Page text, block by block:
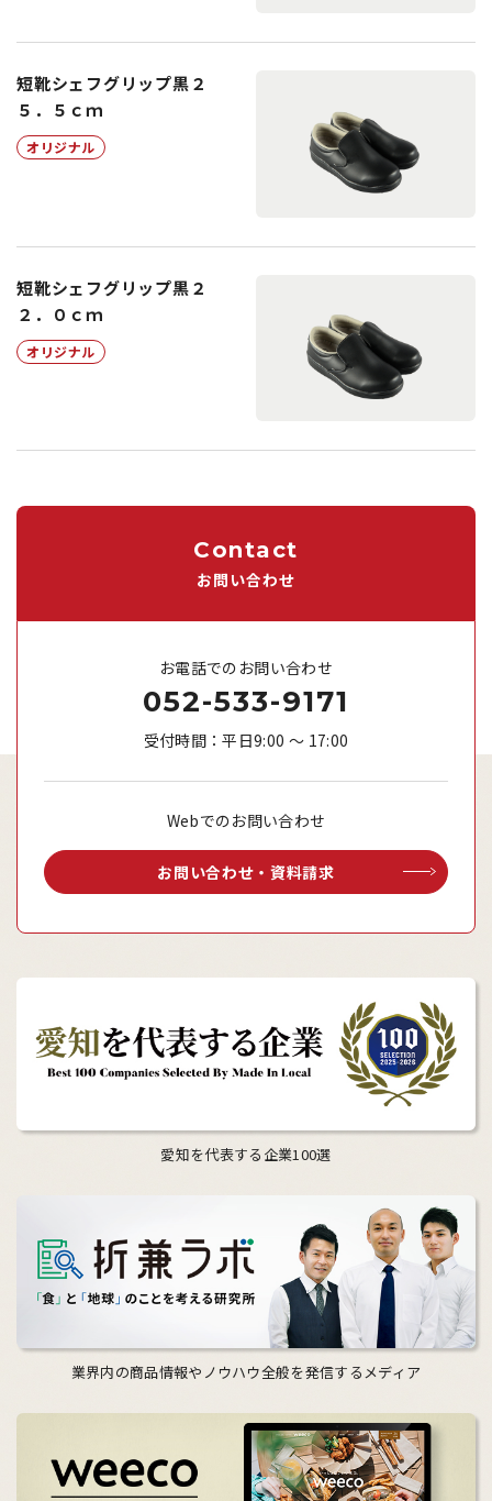
短靴シェフグリップ黒２
５．５ｃｍ
オリジナル
短靴シェフグリップ黒２
２．０ｃｍ
オリジナル
Contact
お問い合わせ
お電話でのお問い合わせ
052-533-9171
受付時間：平日9:00 ～ 17:00
Webでのお問い合わせ
お問い合わせ・資料請求
愛知を代表する企業100選
業界内の商品情報やノウハウ全般を発信するメディア